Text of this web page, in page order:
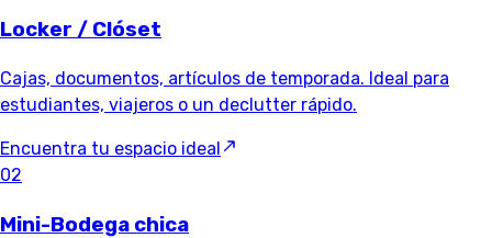
Locker / Clóset
Cajas, documentos, artículos de temporada. Ideal para
estudiantes, viajeros o un declutter rápido.
Encuentra tu espacio ideal
02
Mini-Bodega chica